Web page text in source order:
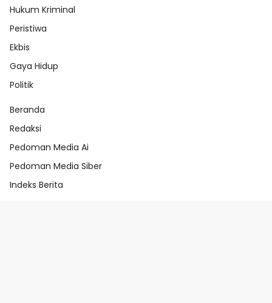
Hukum Kriminal
Peristiwa
Ekbis
Gaya Hidup
Politik
Beranda
Redaksi
Pedoman Media Ai
Pedoman Media Siber
Indeks Berita